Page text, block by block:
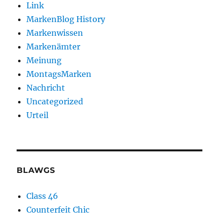
Link
MarkenBlog History
Markenwissen
Markenämter
Meinung
MontagsMarken
Nachricht
Uncategorized
Urteil
BLAWGS
Class 46
Counterfeit Chic